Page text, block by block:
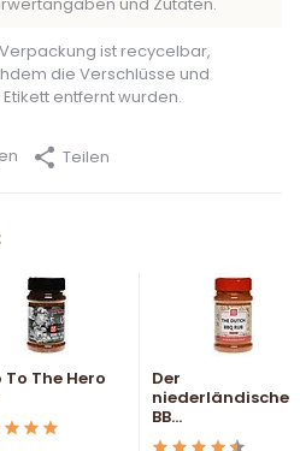
und Zutaten.
ist recycelbar,
die Verschlüsse und
entfernt wurden.
Teilen
To The Hero
Der
niederländische
BB...